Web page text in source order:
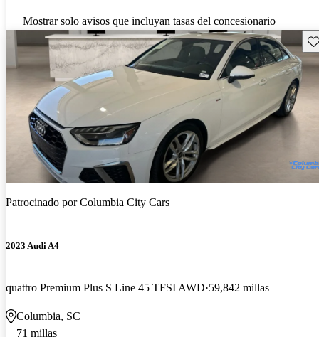
Mostrar solo avisos que incluyan tasas del concesionario
Patrocinado porColumbia City Cars
2023 Audi A4
quattro Premium Plus S Line 45 TFSI AWD 59,842 millas
Columbia, SC
71 millas